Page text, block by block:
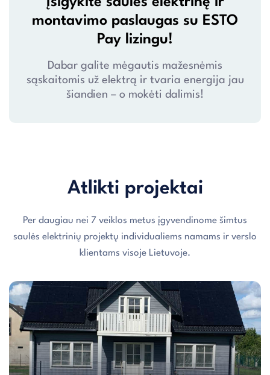
montavimo paslaugas su ESTO
Pay lizingu!
Dabar galite mėgautis mažesnėmis
sąskaitomis už elektrą ir tvaria energija jau
šiandien – o mokėti dalimis!
Atlikti projektai
Per daugiau nei 7 veiklos metus įgyvendinome šimtus
saulės elektrinių projektų individualiems namams ir verslo
klientams visoje Lietuvoje.